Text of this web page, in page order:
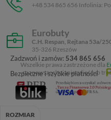
Zadzwoń i zamów: 534 865 656
Bezpieczne i szybkie płatności
ROZMIAR
+48 534 865 656 Infolinia:
Eurobuty
C.H. Respan, Rejtana 53a/
35-326 Rzeszów
Wszelkie prawa zastrzeżone dla
rozpowszechnianie zdjęć lub